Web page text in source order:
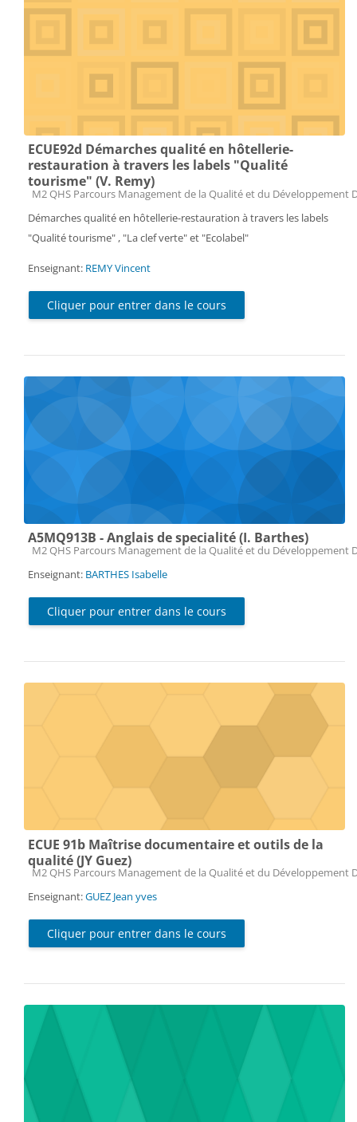
ECUE92d Démarches qualité en hôtellerie-
restauration à travers les labels "Qualité
tourisme" (V. Remy)
Catégorie de cours
M2 QHS Parcours Management de la Qualité et du Développement
Démarches qualité en hôtellerie-restauration à travers les labels
"Qualité tourisme" , "La clef verte" et "Ecolabel"
Enseignant: REMY Vincent
Cliquer pour entrer dans le cours
A5MQ913B - Anglais de specialité (I. Barthes)
Catégorie de cours
M2 QHS Parcours Management de la Qualité et du Développement
Enseignant: BARTHES Isabelle
Cliquer pour entrer dans le cours
ECUE 91b Maîtrise documentaire et outils de la
qualité (JY Guez)
Catégorie de cours
M2 QHS Parcours Management de la Qualité et du Développement
Enseignant:GUEZ Jean yves
Cliquer pour entrer dans le cours